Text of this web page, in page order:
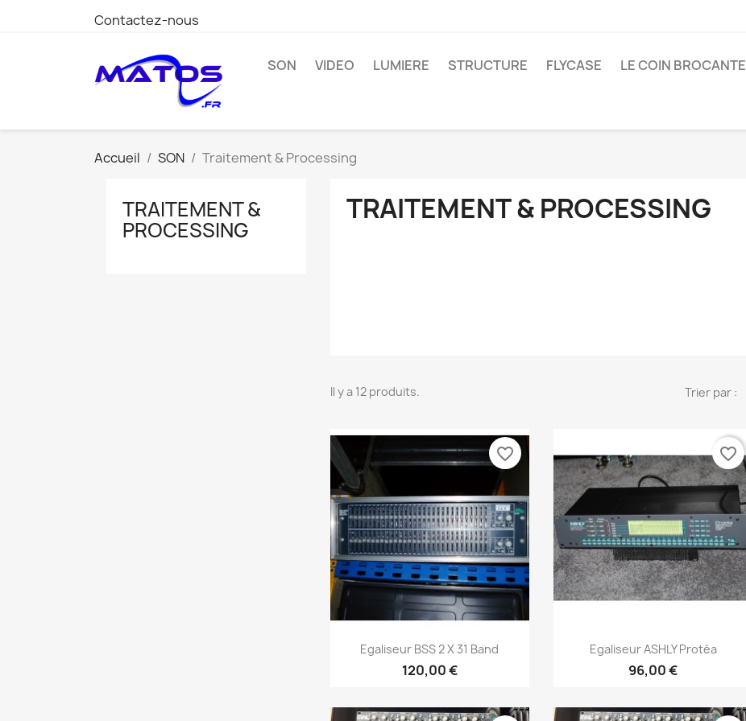
Contactez-nous
SON VIDEO LUMIERE STRUCTURE FLYCASE LE COIN BROCANTE
Accueil SON Traitement & Processing
TRAITEMENT &
PROCESSING
TRAITEMENT & PROCESSING
Il y a 12 produits. Trier par :
Aperçu rapide
Egaliseur BSS 2 X 31 Band
120,00 €
favorite_border
Aperçu rapide
Egaliseur ASHLY Protéa
96,00 €
favorite_border